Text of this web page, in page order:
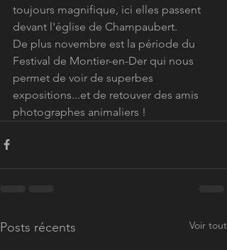
toujours magnifique, ici elles passent
devant l'église de Champaubert.
De plus novembre est la période du
Festival de Montier-en-Der qui nous
permet de voir de superbes
expositions...et de retouver des amis
photographes animaliers !
Posts récents Voir tout